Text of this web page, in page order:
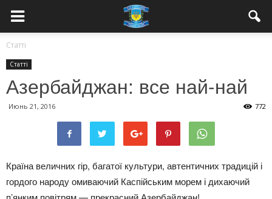
Статті
Статті
Азербайджан: все най-най
Июнь 21, 2016 772
Країна величних гір, багатої культури, автентичних традицій і
гордого народу омиваючий Каспійським морем і дихаючий